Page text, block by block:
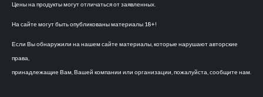
Цены на продукты могут отличаться от заявленных.
На сайте могут быть опубликованы материалы 18+!
Если Вы обнаружили на нашем сайте материалы, которые нарушают авторские
права,
принадлежащие Вам, Вашей компании или организации, пожалуйста, сообщите нам.